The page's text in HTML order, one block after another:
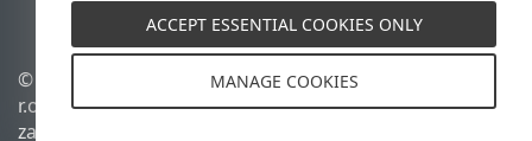
Pomoc regionalna
© 1992 - 2026 ESET, spol. s
r.o. – Wszelkie prawa
zastrzeżone.
Zarządzaj plikami cookie
Polityka dotycząca plików
ACCEPT ESSENTIAL COOKIES ONLY
MANAGE COOKIES